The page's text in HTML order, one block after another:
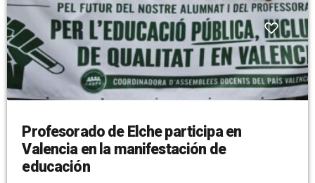
Profesorado de Elche participa en
Valencia en la manifestación de
educación